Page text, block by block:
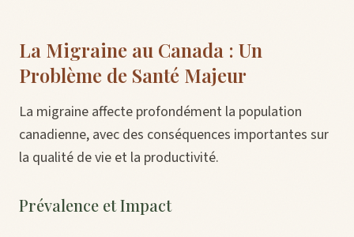
La Migraine au Canada : Un
Problème de Santé Majeur
La migraine affecte profondément la population
canadienne, avec des conséquences importantes sur
la qualité de vie et la productivité.
Prévalence et Impact